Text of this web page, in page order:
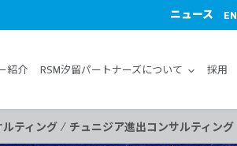
ニュース EN
紹介 RSM汐留パートナーズについて 採用
ティング / チュニジア進出コンサルティング